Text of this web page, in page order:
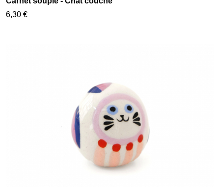
6,30 €